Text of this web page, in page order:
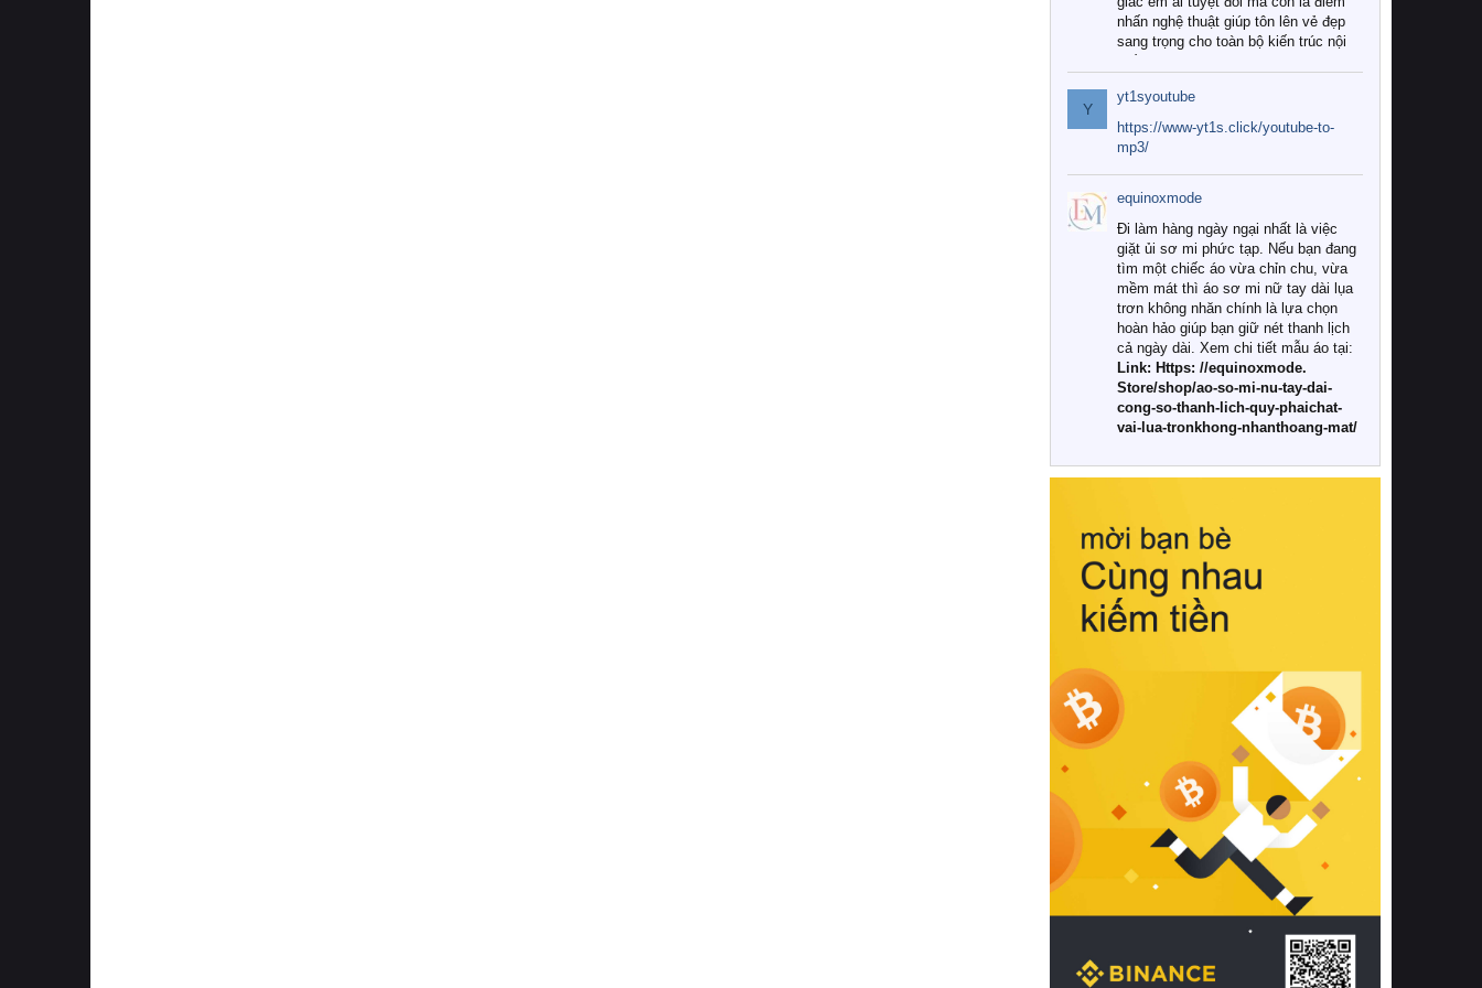
nhấn nghệ thuật giúp tôn lên vẻ đẹp
sang trọng cho toàn bộ kiến trúc nội
Tuy nhiên, giữa thị trường đa dạng
với vô vàn thương hiệu và mẫu mã
như hiện nay, làm thế nào để chọn
được những bộ chăn ga gối đệm cao
cấp thực sự chất lượng, phù hợp với
khí hậu và nhu cầu sử dụng của gia
đình? Hãy cùng chúng tôi đi tìm lời
giải đáp chi tiết qua bài viết dưới đây.
1. Tại sao các gia đình hiện đại lại ưa
chuộng chăn ga gối đệm cao cấp?
Khác với các dòng sản phẩm thông
thường, những bộ chăn ga gối đệm
cao cấp trải qua quy trình sản xuất
nghiêm ngặt từ khâu chọn lọc nguyên
liệu tự nhiên đến công nghệ dệt
nhuộm hiện đại không chứa hóa chất
này, bạn sẽ cảm nhận rõ rệt sự khác
hồi chuẩn xác của phần đệm nâng đỡ
cột sống.
Bên cạnh đó, việc lựa chọn các dòng
sản phẩm đạt chuẩn chất lượng quốc
tế còn giúp ngăn ngừa tình trạng kích
khuẩn và nấm mốc trong điều kiện
thời tiết nóng ẩm. Bạn có thể tìm hiểu
thêm các nghiên cứu khoa học về tác
động của giấc ngủ và môi trường
phòng ngủ đối với sức khỏe con
người tại Sleep Foundation (External
Link) để có cái nhìn toàn diện hơn.
2. Các tiêu chí vàng khi lựa chọn
chăn ga gối đệm cao cấp cho phòng
ngủ
Để sở hữu một bộ chăn ga gối đệm
cao cấp hoàn hảo cả về thẩm mỹ lẫn
công năng, người tiêu dùng cần cân
nhắc kỹ lưỡng các tiêu chí quan trọng
Y
yt1syoutube
https://www-yt1s.click/youtube-to-
mp3/
equinoxmode
Đi làm hàng ngày ngại nhất là việc
giặt ủi sơ mi phức tạp. Nếu bạn đang
tìm một chiếc áo vừa chỉn chu, vừa
mềm mát thì áo sơ mi nữ tay dài lụa
trơn không nhăn chính là lựa chọn
hoàn hảo giúp bạn giữ nét thanh lịch
cả ngày dài. Xem chi tiết mẫu áo tại:
Link: Https: //equinoxmode.
Store/shop/ao-so-mi-nu-tay-dai-
cong-so-thanh-lich-quy-phaichat-
vai-lua-tronkhong-nhanthoang-mat/